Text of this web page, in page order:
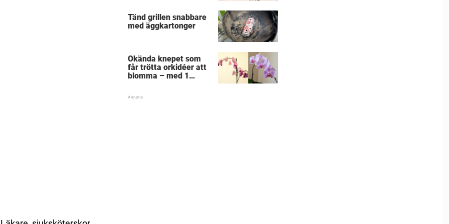
Tänd grillen snabbare
med äggkartonger
Okända knepet som
får trötta orkidéer att
blomma – med 1